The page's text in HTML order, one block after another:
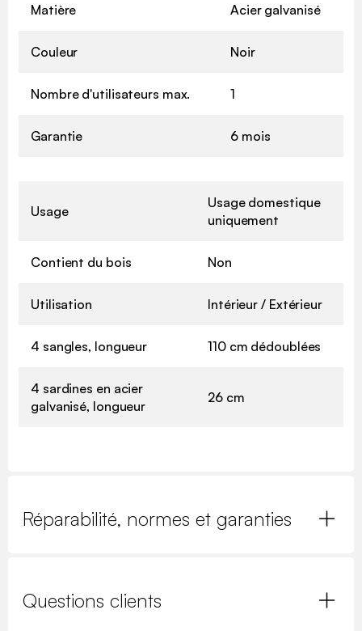
Matière Acier galvanisé
Couleur Noir
Nombre d'utilisateurs max. 1
Garantie 6 mois
Usage
Usage domestique
uniquement
Contient du bois Non
Utilisation Intérieur / Extérieur
4 sangles, longueur 110 cm dédoublées
4 sardines en acier
galvanisé, longueur
26 cm
Réparabilité, normes et garanties
Questions clients